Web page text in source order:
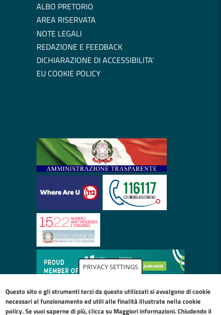
PRIVACY SETTINGS
Questo sito o gli strumenti terzi da questo utilizzati si avvalgono di cookie
necessari al funzionamento ed utili alle finalità illustrate nellacookie
policy. Se vuoi saperne di più, clicca su Maggiori informazioni. Chiudendo il
ALBO PRETORIO
AREA RISERVATA
NOTE LEGALI
REDAZIONE E FEEDBACK
DICHIARAZIONE DI ACCESSIBILITA'
EU COOKIE POLICY